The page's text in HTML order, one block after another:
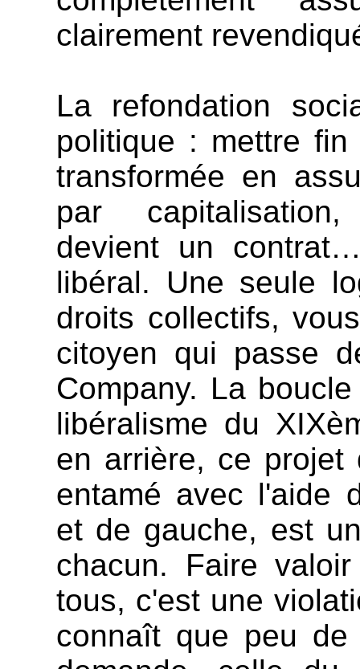
clairement
La refondation
politique : mettre
transformée en
par
devient un
libéral. Une seule
droits collectifs,
citoyen qui passe
Company. La
libéralisme du
en arrière, ce projet
entamé avec l'aide
et de gauche, est
chacun. Faire
tous, c'est une
connaît que peu